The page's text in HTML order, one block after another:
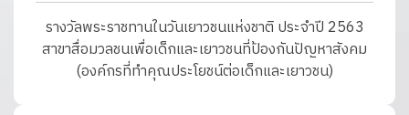
รางวัลพระราชทานในวันเยาวชนแห่งชาติ ประจำปี 2563
สาขาสื่อมวลชนเพื่อเด็กและเยาวชนที่ป้องกันปัญหาสังคม
(องค์กรที่ทำคุณประโยชน์ต่อเด็กและเยาวชน)